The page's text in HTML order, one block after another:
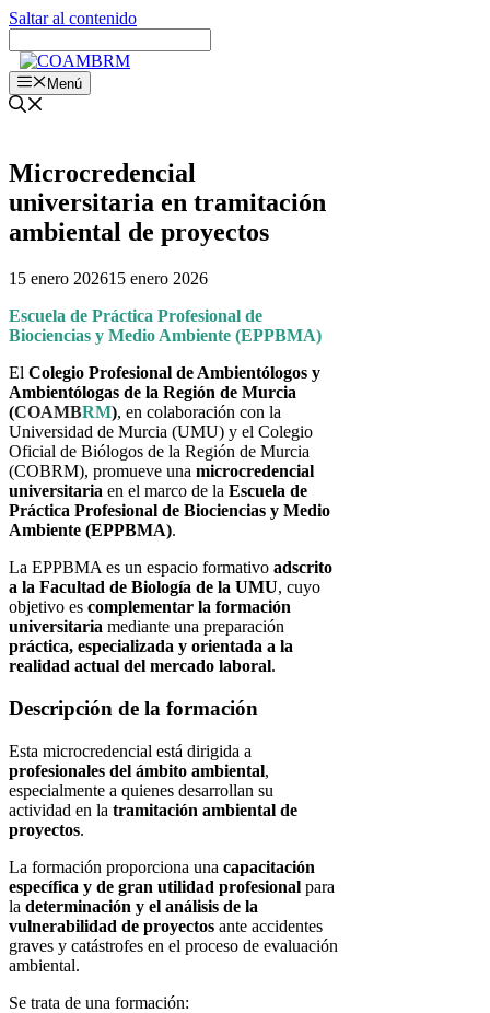
Saltar al contenido
Menú
Microcredencial
universitaria en tramitación
ambiental de proyectos
15 enero 202615 enero 2026
Escuela de Práctica Profesional de
Biociencias y Medio Ambiente (EPPBMA)
El Colegio Profesional de Ambientólogos y
Ambientólogas de la Región de Murcia
(COAMBRM), en colaboración con la
Universidad de Murcia (UMU) y el Colegio
Oficial de Biólogos de la Región de Murcia
(COBRM), promueve una microcredencial
universitaria en el marco de la Escuela de
Práctica Profesional de Biociencias y Medio
Ambiente (EPPBMA).
La EPPBMA es un espacio formativo adscrito
a la Facultad de Biología de la UMU, cuyo
objetivo es complementar la formación
universitaria mediante una preparación
práctica, especializada y orientada a la
realidad actual del mercado laboral.
Descripción de la formación
Esta microcredencial está dirigida a
profesionales del ámbito ambiental,
especialmente a quienes desarrollan su
actividad en la tramitación ambiental de
proyectos.
La formación proporciona una capacitación
específica y de gran utilidad profesional para
la determinación y el análisis de la
vulnerabilidad de proyectos ante accidentes
graves y catástrofes en el proceso de evaluación
ambiental.
Se trata de una formación: